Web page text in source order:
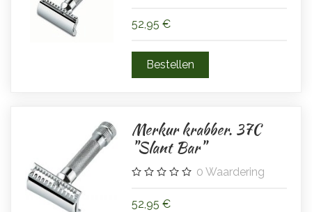
52,95 €
Merkur krabber. 37C
"Slant Bar"
0 Waardering
52,95 €